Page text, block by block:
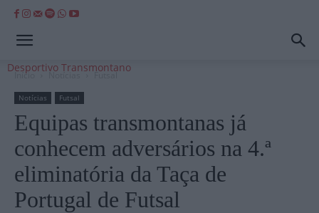
Desportivo Transmontano
Início Notícias Futsal
Notícias Futsal
Equipas transmontanas já
conhecem adversários na 4.ª
eliminatória da Taça de
Portugal de Futsal